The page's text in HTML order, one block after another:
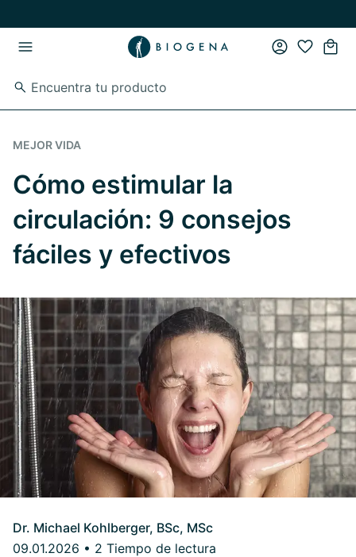
MEJOR VIDA
Cómo estimular la
circulación: 9 consejos
fáciles y efectivos
Dr. Michael Kohlberger, BSc, MSc
09.01.2026 • 2 Tiempo de lectura